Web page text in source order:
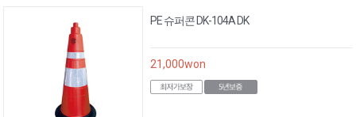
PE 슈퍼콘 DK-104A DK
21,000won